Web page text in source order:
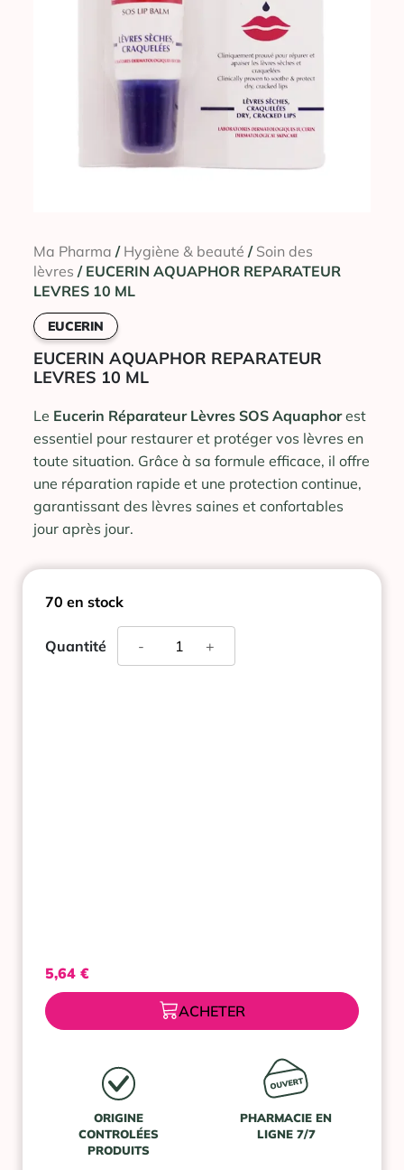
Ma Pharma / Hygiène & beauté / Soin des
lèvres / EUCERIN AQUAPHOR REPARATEUR
LEVRES 10 ML
EUCERIN
EUCERIN AQUAPHOR REPARATEUR
LEVRES 10 ML
Le Eucerin Réparateur Lèvres SOS Aquaphorest
essentiel pour restaurer et protéger vos lèvres en
toute situation. Grâce à sa formule efficace, il offre
une réparation rapide et une protection continue,
garantissant des lèvres saines et confortables
jour après jour.
70 en stock
Quantité +
quantité
-
5,64 €
ACHETER
ORIGINE
CONTROLÉES
PRODUITS
PHARMACIE EN
LIGNE 7/7